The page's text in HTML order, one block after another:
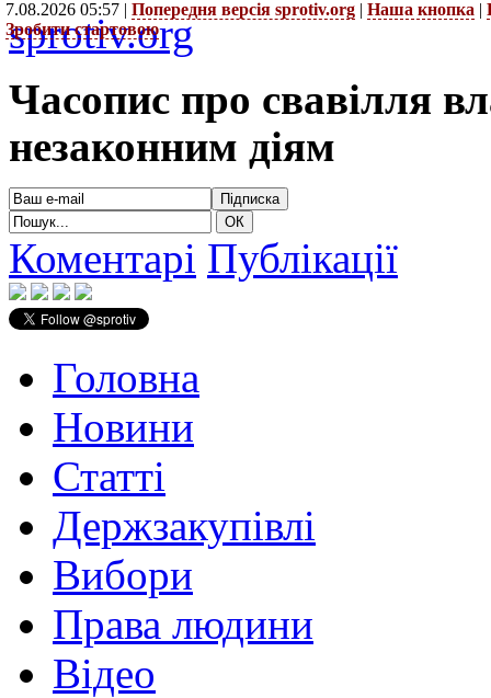
7.08.2026 05:57 | Попередня версія sprotiv.org | Наша кнопка |
Зробити стартовою
sprotiv.org
Часопис про свавілля
незаконним діям
Коментарі Публікації
Головна
Новини
Статті
Держзакупівлі
Вибори
Права людини
Відео